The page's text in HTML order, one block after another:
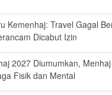
Kemenhaj: Travel Gagal
Dicabut Izin
2027 Diumumkan,
Fisik dan Mental